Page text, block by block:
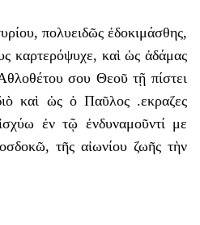
πολυειδῶς ἐδοκιμάσθης,
καρτερόψυχε, καὶ ὡς ἀδάμας
σου Θεοῦ τῇ πίστει
καὶ ὡς ὁ Παῦλος .εκραζες
ἐν τῷ ἐνδυναμοῦντί με
τῆς αἰωνίου ζωῆς τὴν